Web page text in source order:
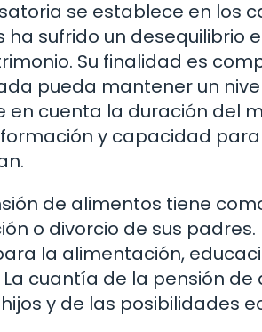
se establece en los
ha sufrido un
Su finalidad es
pueda mantener un
en cuenta la duración del
formación y capacidad
de alimentos tiene
o divorcio de sus
la alimentación,
cuantía de la pensión
y de las posibilidades